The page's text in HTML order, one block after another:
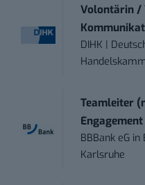
Volontärin /
DIHK |
Teamleiter
BBBank eG in
Karlsruhe